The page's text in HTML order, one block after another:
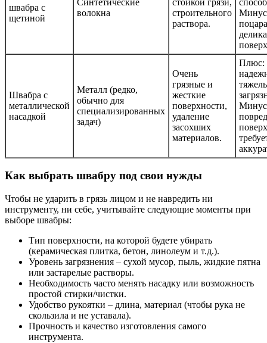
швабра с
щетиной
волокна
строительного
раствора.
Швабра с
металлической
насадкой
Металл (редко,
обычно для
специализированных
задач)
Очень
грязные и
жесткие
поверхности,
удаление
засохших
материалов.
Плюс:
Как выбрать швабру под свои нужды
Чтобы не ударить в грязь лицом и не навредить ни
инструменту, ни себе, учитывайте следующие моменты при
выборе швабры:
Тип поверхности, на которой будете убирать
(керамическая плитка, бетон, линолеум и т.д.).
Уровень загрязнения – сухой мусор, пыль, жидкие пятна
или застарелые растворы.
Необходимость часто менять насадку или возможность
простой стирки/чистки.
Удобство рукоятки – длина, материал (чтобы рука не
скользила и не уставала).
Прочность и качество изготовления самого
инструмента.